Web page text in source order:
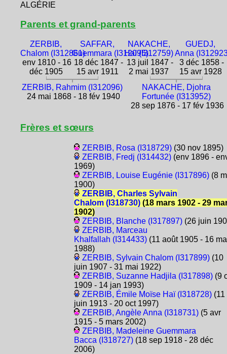
ALGÉRIE
Parents et grand-parents
ZERBIB,
Chalom (I312861)
env 1810 - 16
déc 1905
SAFFAR,
Guemmara (I312095)
18 déc 1847 -
15 avr 1911
NAKACHE,
Haï (I312759)
13 juil 1847 -
2 mai 1937
GUEDJ,
Anna
3 déc 1858 -
15 avr 1928
ZERBIB, Rahmim (I312096)
24 mai 1868 - 18 fév 1940
NAKACHE, Djohra
Fortunée (I313952)
28 sep 1876 - 17 fév 1936
Frères et sœurs
ZERBIB, Rosa (I318729)(30 nov 1895)
ZERBIB, Fredj (I314432)(env 1896 -
1969)
ZERBIB, Louise Eugénie (I317896)(8
1900)
ZERBIB, Charles Sylvain
Chalom (I318730)(18 mars 1902 - 29
1902)
ZERBIB, Blanche (I317897)(26 juin
ZERBIB, Marceau
Khalfallah (I314433)(11 août 1905 - 16
1988)
ZERBIB, Sylvain Chalom (I317899)(10
juin 1907 - 31 mai 1922)
ZERBIB, Suzanne Hadjila (I317898)(9
1909 - 14 jan 1993)
ZERBIB, Émile Moïse Haï (I318728)(11
juin 1913 - 20 oct 1997)
ZERBIB, Angèle Anna (I318731)(5 avr
1915 - 5 mars 2002)
ZERBIB, Madeleine Guemmara
Bacca (I318727)(18 sep 1918 - 28 déc
2006)